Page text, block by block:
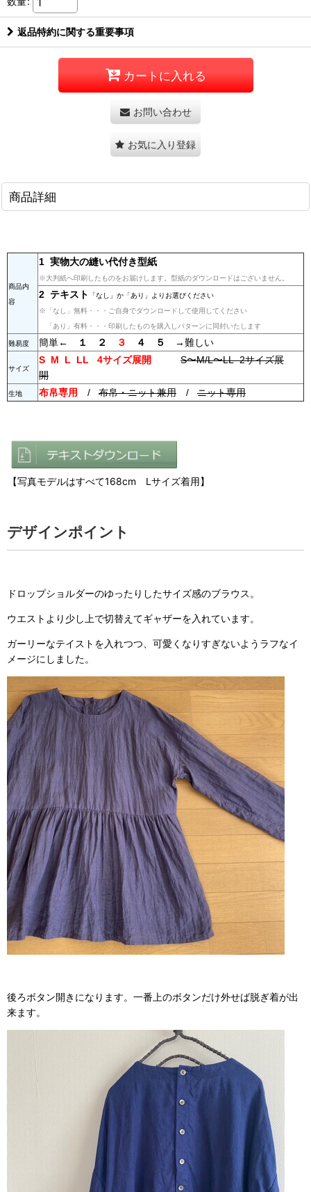
返品特約に関する重要事項
カートに入れる
お問い合わせ
お気に入り登録
商品詳細
商品内
容
1 実物大の縫い代付き型紙
※大判紙へ印刷したものをお届けします。型紙のダウンロードはございません。
2 テキスト
「なし」か「あり」よりお選びください
※「なし」無料・・・ご自身でダウンロードして使用してください
「あり」有料・・・印刷したものを購入しパターンに同封いたします
難易度 簡単← １ ２ ３ ４ ５ →難しい
サイズ
S M L LL 4サイズ展開
S〜M/L〜LL 2サイズ展
開
生地 布帛専用 / 布帛・ニット兼用 / ニット専用
【写真モデルはすべて168cm Lサイズ着用】
デザインポイント
ドロップショルダーのゆったりしたサイズ感のブラウス。
ウエストより少し上で切替えてギャザーを入れています。
ガーリーなテイストを入れつつ、可愛くなりすぎないようラフなイ
メージにしました。
後ろボタン開きになります。一番上のボタンだけ外せば脱ぎ着が出
来ます。